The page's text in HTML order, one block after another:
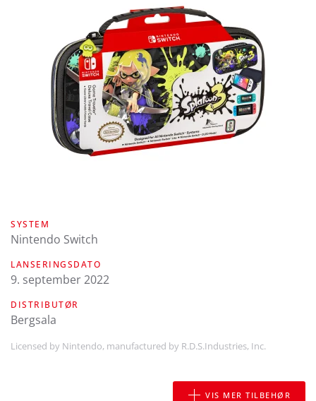
SYSTEM
Nintendo Switch
LANSERINGSDATO
9. september 2022
DISTRIBUTØR
Bergsala
Licensed by Nintendo, manufactured by R.D.S.Industries, Inc.
VIS MER TILBEHØR